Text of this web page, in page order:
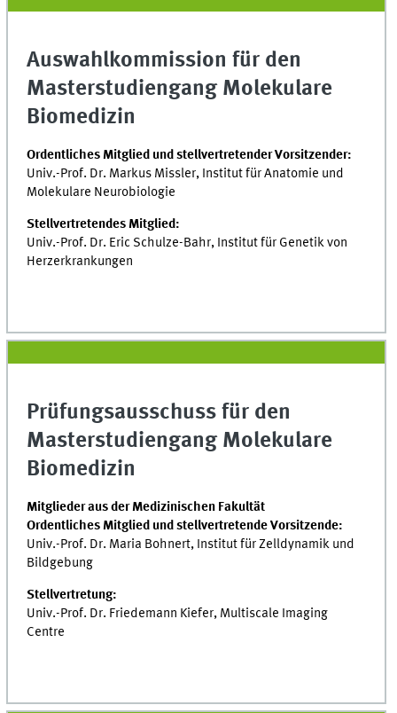
Auswahlkommission für den
Masterstudiengang Molekulare
Biomedizin
Ordentliches Mitglied und stellvertretender Vorsitzender:
Univ.-Prof. Dr. Markus Missler, Institut für Anatomie und
Molekulare Neurobiologie
Stellvertretendes Mitglied:
Univ.-Prof. Dr. Eric Schulze-Bahr, Institut für Genetik von
Herzerkrankungen
Prüfungsausschuss für den
Masterstudiengang Molekulare
Biomedizin
Mitglieder aus der Medizinischen Fakultät
Ordentliches Mitglied und stellvertretende Vorsitzende:
Univ.-Prof. Dr. Maria Bohnert, Institut für Zelldynamik und
Bildgebung
Stellvertretung:
Univ.-Prof. Dr. Friedemann Kiefer, Multiscale Imaging
Centre